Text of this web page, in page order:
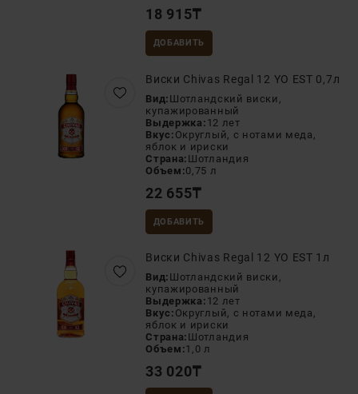
18 915₸
ДОБАВИТЬ
Виски Chivas Regal 12 YO EST 0,7л
Вид: Шотландский виски,
купажированный
Выдержка: 12 лет
Вкус: Округлый, с нотами меда,
яблок и ириски
Страна: Шотландия
Объем:0,75 л
22 655₸
ДОБАВИТЬ
Виски Chivas Regal 12 YO EST 1л
Вид: Шотландский виски,
купажированный
Выдержка: 12 лет
Вкус: Округлый, с нотами меда,
яблок и ириски
Страна: Шотландия
Объем:1,0 л
33 020₸